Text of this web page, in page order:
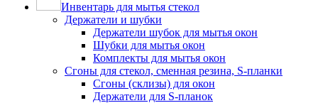
Инвентарь для мытья стекол
Держатели и шубки
Держатели шубок для мытья окон
Шубки для мытья окон
Комплекты для мытья окон
Сгоны для стекол, сменная резина, S-планки
Сгоны (склизы) для окон
Держатели для S-планок